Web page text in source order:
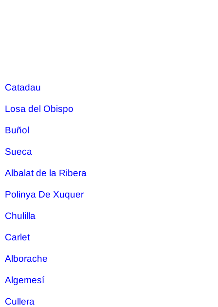
Catadau
Losa del Obispo
Buñol
Sueca
Albalat de la Ribera
Polinya De Xuquer
Chulilla
Carlet
Alborache
Algemesí
Cullera